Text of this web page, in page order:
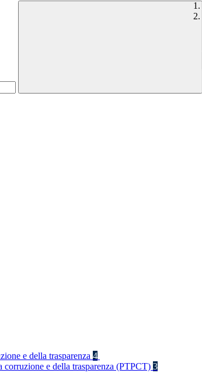
e della trasparenza 4
e della trasparenza (PTPCT) 3